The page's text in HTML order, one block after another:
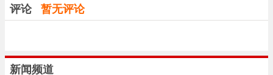
评论 暂无评论
新闻频道